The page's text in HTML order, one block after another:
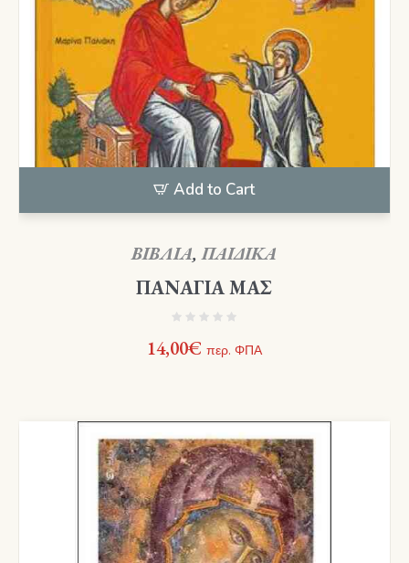
Add to Cart
ΒΙΒΛΙΑ,ΠΑΙΔΙΚΑ
ΠΑΝΑΓΙΑ ΜΑΣ
14,00€ περ. ΦΠΑ